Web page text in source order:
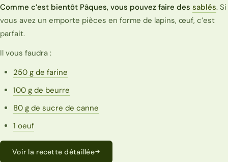
Comme c’est bientôt Pâques, vous pouvez faire des sablés. Si
vous avez un emporte pièces en forme de lapins, œuf, c’est
parfait.
Il vous faudra :
250 g de farine
100 g de beurre
80 g de sucre de canne
1 oeuf
Voir la recette détaillée